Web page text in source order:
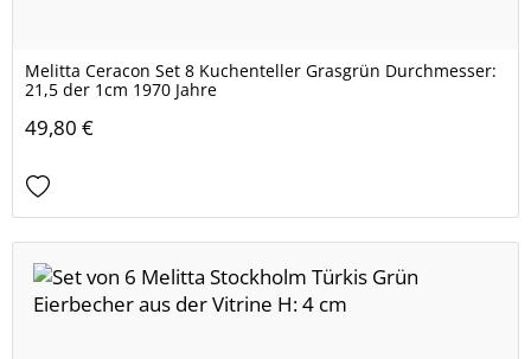
Melitta Ceracon Set 8 Kuchenteller Grasgrün Durchmesser:
21,5 der 1cm 1970 Jahre
49,80 €